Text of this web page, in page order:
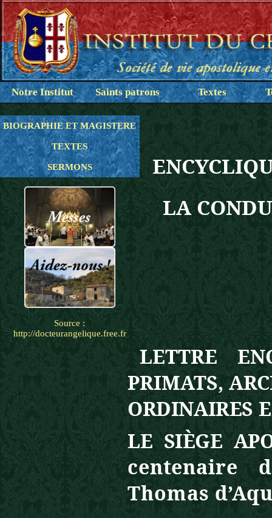
Notre Institut Saints patrons Textes
BIOGRAPHIE ET MAGISTERE
TEXTES
SERMONS
Source :
http://docteurangelique.free.fr
LA
LETTRE
PRIMATS,
ORDINAIRES
LE SIÈGE
centenaire
Thomas